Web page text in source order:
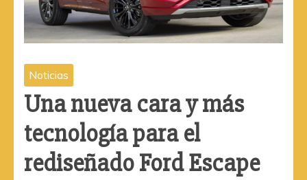
Noticias
Una nueva cara y más
tecnología para el
rediseñado Ford Escape